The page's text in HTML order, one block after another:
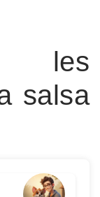
les
salsa